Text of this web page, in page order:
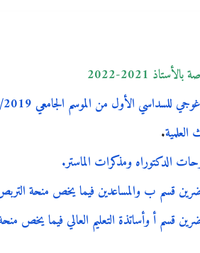
بالأستاذ 2021-2022
للسداسي الأول من الموسم الجامعي 2020/2019
.
الدكتوراه ومذكرات الماستر.
قسم ب والمساعدين فيما يخص منحة
قسم أ وأساتذة التعليم العالي فيما يخص